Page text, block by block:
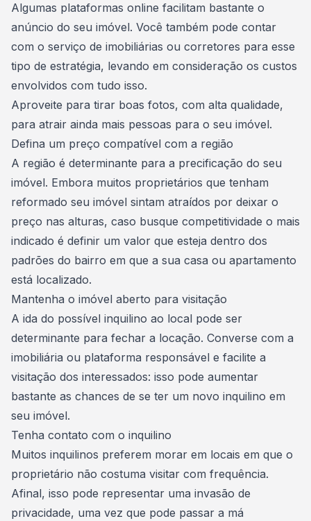
Algumas plataformas online facilitam bastante o
anúncio do seu imóvel. Você também pode contar
com o serviço de imobiliárias ou corretores para esse
tipo de estratégia, levando em consideração os custos
envolvidos com tudo isso.
Aproveite para tirar boas fotos, com alta qualidade,
para atrair ainda mais pessoas para o seu imóvel.
Defina um preço compatível com a região
A região é determinante para a precificação do seu
imóvel. Embora muitos proprietários que tenham
reformado seu imóvel sintam atraídos por deixar o
preço nas alturas, caso busque competitividade o mais
indicado é definir um valor que esteja dentro dos
padrões do bairro em que a sua casa ou apartamento
está localizado.
Mantenha o imóvel aberto para visitação
A ida do possível inquilino ao local pode ser
determinante para fechar a locação. Converse com a
imobiliária ou plataforma responsável e facilite a
visitação dos interessados: isso pode aumentar
bastante as chances de se ter um novo inquilino em
seu imóvel.
Tenha contato com o inquilino
Muitos inquilinos preferem morar em locais em que o
proprietário não costuma visitar com frequência.
Afinal, isso pode representar uma invasão de
privacidade, uma vez que pode passar a má